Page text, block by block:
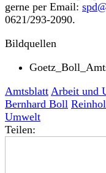
gerne per Email:
0621/293-2090.
Bildquellen
Amtsblatt Arbeit und
Bernhard Boll
Umwelt
Teilen: